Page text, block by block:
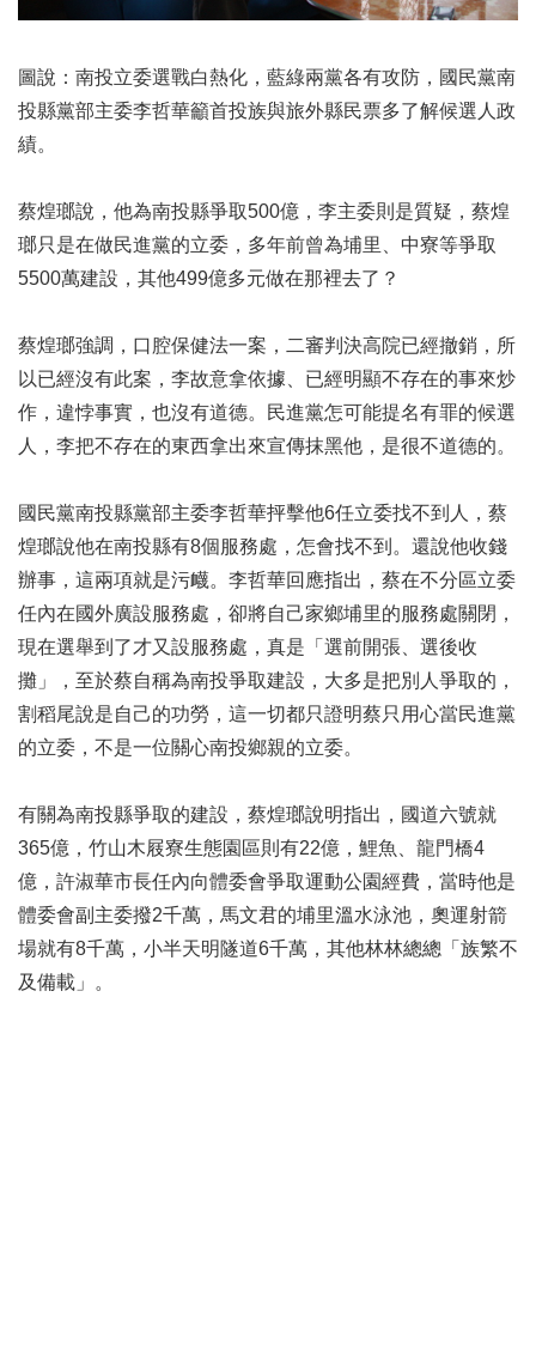
圖說：南投立委選戰白熱化，藍綠兩黨各有攻防，國民黨南
投縣黨部主委李哲華籲首投族與旅外縣民票多了解候選人政
績。
蔡煌瑯說，他為南投縣爭取500億，李主委則是質疑，蔡煌
瑯只是在做民進黨的立委，多年前曾為埔里、中寮等爭取
5500萬建設，其他499億多元做在那裡去了？
蔡煌瑯強調，口腔保健法一案，二審判決高院已經撤銷，所
以已經沒有此案，李故意拿依據、已經明顯不存在的事來炒
作，違悖事實，也沒有道德。民進黨怎可能提名有罪的候選
人，李把不存在的東西拿出來宣傳抹黑他，是很不道德的。
國民黨南投縣黨部主委李哲華抨擊他6任立委找不到人，蔡
煌瑯說他在南投縣有8個服務處，怎會找不到。還說他收錢
辦事，這兩項就是污衊。李哲華回應指出，蔡在不分區立委
任內在國外廣設服務處，卻將自己家鄉埔里的服務處關閉，
現在選舉到了才又設服務處，真是「選前開張、選後收
攤」，至於蔡自稱為南投爭取建設，大多是把別人爭取的，
割稻尾說是自己的功勞，這一切都只證明蔡只用心當民進黨
的立委，不是一位關心南投鄉親的立委。
有關為南投縣爭取的建設，蔡煌瑯說明指出，國道六號就
365億，竹山木屐寮生態園區則有22億，鯉魚、龍門橋4
億，許淑華市長任內向體委會爭取運動公園經費，當時他是
體委會副主委撥2千萬，馬文君的埔里溫水泳池，奧運射箭
場就有8千萬，小半天明隧道6千萬，其他林林總總「族繁不
及備載」。